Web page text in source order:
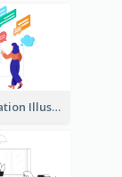
Communication Illustration